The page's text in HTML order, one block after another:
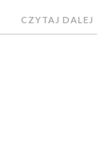
CZYTAJ DALEJ